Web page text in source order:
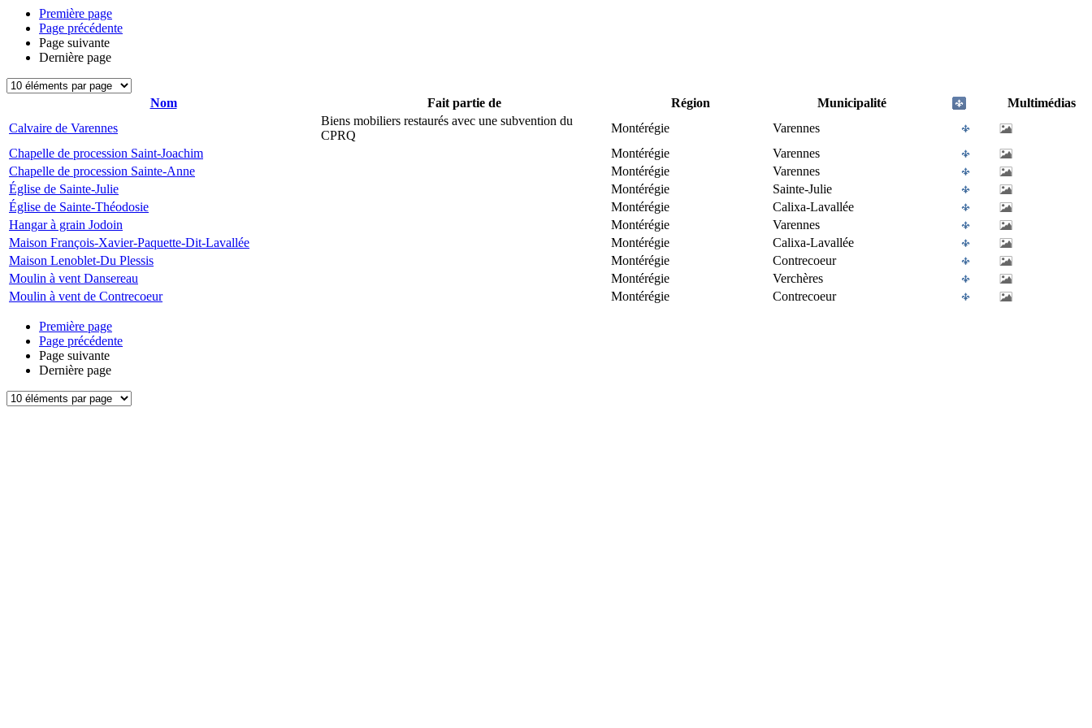
Première page
Page précédente
Page suivante
Dernière page
Nom Fait partie de Région Municipalité
Multimédias
Calvaire de Varennes
Biens mobiliers restaurés avec une subvention du
CPRQ
Montérégie
Varennes
Chapelle de procession Saint-Joachim
Montérégie
Varennes
Chapelle de procession Sainte-Anne
Montérégie
Varennes
Église de Sainte-Julie
Montérégie
Sainte-Julie
Église de Sainte-Théodosie
Montérégie
Calixa-Lavallée
Hangar à grain Jodoin
Montérégie
Varennes
Maison François-Xavier-Paquette-Dit-Lavallée
Montérégie
Calixa-Lavallée
Maison Lenoblet-Du Plessis
Montérégie
Contrecoeur
Moulin à vent Dansereau
Montérégie
Verchères
Moulin à vent de Contrecoeur
Montérégie Contrecoeur
Première page
Page précédente
Page suivante
Dernière page